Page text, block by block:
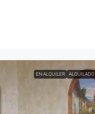
EN ALQUILER ALQUILADO